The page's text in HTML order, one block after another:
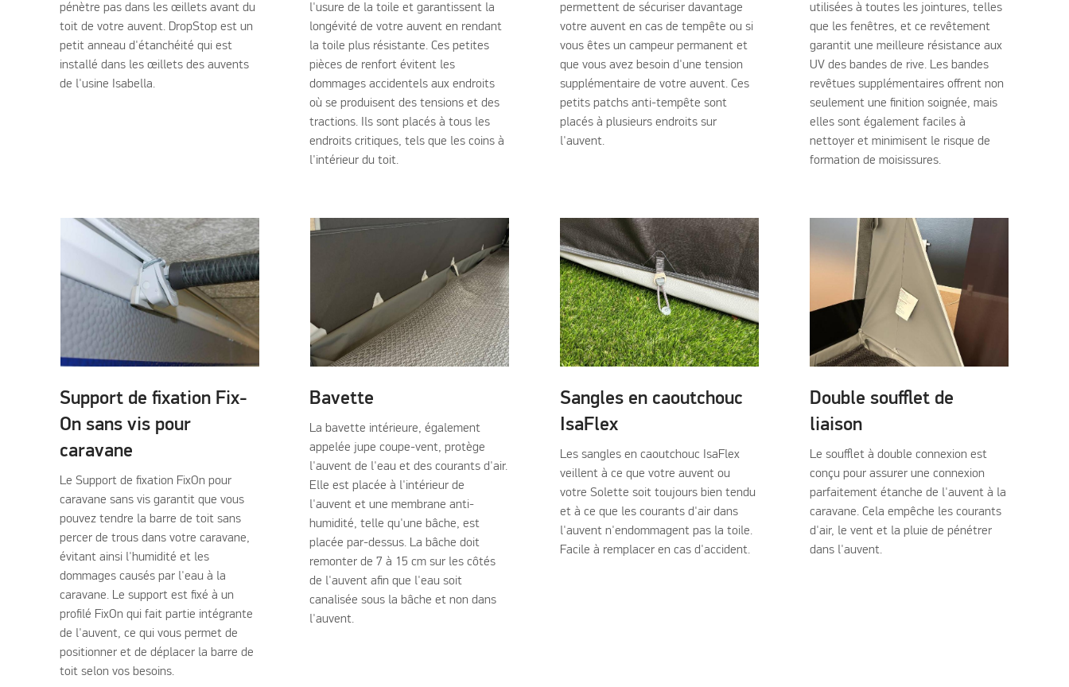
pénètre pas dans les œillets avant du
toit de votre auvent. DropStop est un
petit anneau d'étanchéité qui est
installé dans les œillets des auvents
de l'usine Isabella.
l'usure de la toile et garantissent la
longévité de votre auvent en rendant
la toile plus résistante. Ces petites
pièces de renfort évitent les
dommages accidentels aux endroits
où se produisent des tensions et des
tractions. Ils sont placés à tous les
endroits critiques, tels que les coins à
l'intérieur du toit.
permettent de sécuriser davantage
votre auvent en cas de tempête ou si
vous êtes un campeur permanent et
que vous avez besoin d'une tension
supplémentaire de votre auvent. Ces
petits patchs anti-tempête sont
placés à plusieurs endroits sur
l'auvent.
utilisées à toutes les jointures, telles
que les fenêtres, et ce revêtement
garantit une meilleure résistance aux
UV des bandes de rive. Les bandes
revêtues supplémentaires offrent non
seulement une finition soignée, mais
elles sont également faciles à
nettoyer et minimisent le risque de
formation de moisissures.
Support de fixation Fix-
On sans vis pour
caravane
Le Support de fixation FixOn pour
caravane sans vis garantit que vous
pouvez tendre la barre de toit sans
percer de trous dans votre caravane,
évitant ainsi l'humidité et les
dommages causés par l'eau à la
caravane. Le support est fixé à un
profilé FixOn qui fait partie intégrante
de l'auvent, ce qui vous permet de
positionner et de déplacer la barre de
toit selon vos besoins.
Bavette
La bavette intérieure, également
appelée jupe coupe-vent, protège
l'auvent de l'eau et des courants d'air.
Elle est placée à l'intérieur de
l'auvent et une membrane anti-
humidité, telle qu'une bâche, est
placée par-dessus. La bâche doit
remonter de 7 à 15 cm sur les côtés
de l'auvent afin que l'eau soit
canalisée sous la bâche et non dans
l'auvent.
Sangles en caoutchouc
IsaFlex
Les sangles en caoutchouc IsaFlex
veillent à ce que votre auvent ou
votre Solette soit toujours bien tendu
et à ce que les courants d'air dans
l'auvent n'endommagent pas la toile.
Facile à remplacer en cas d'accident.
Double soufflet de
liaison
Le soufflet à double connexion est
conçu pour assurer une connexion
parfaitement étanche de l'auvent à la
caravane. Cela empêche les courants
d'air, le vent et la pluie de pénétrer
dans l'auvent.